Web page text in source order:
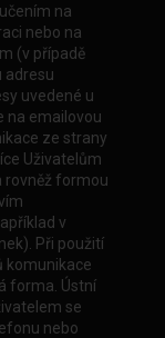
na
nebo na
(v případě
adresu
uvedené u
na emailovou
ze strany
Uživatelům
rovněž formou
v
Při použití
komunikace
forma. Ústní
se
nebo